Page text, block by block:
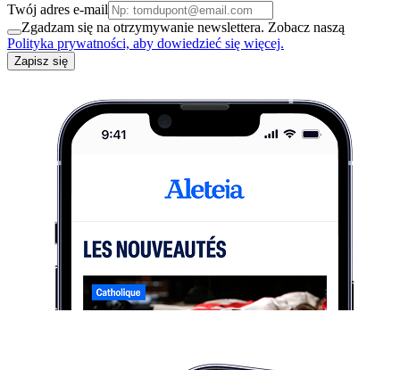
Twój adres e-mail
Zgadzam się na otrzymywanie newslettera. Zobacz naszą
Polityka prywatności, aby dowiedzieć się więcej.
Zapisz się